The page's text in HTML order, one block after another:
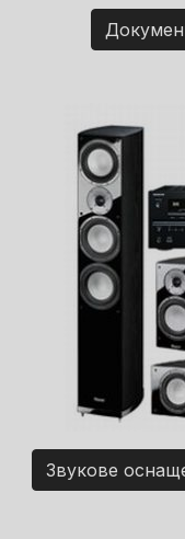
Звукове